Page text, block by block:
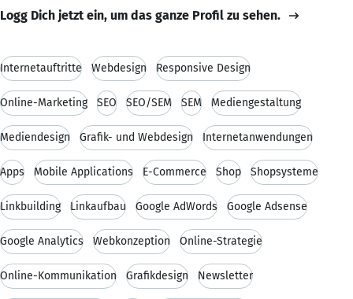
Logg Dich jetzt ein, um das ganze Profil zu sehen.
Internetauftritte Webdesign Responsive Design
Online-Marketing SEO SEO/SEM SEM Mediengestaltung
Mediendesign Grafik- und Webdesign Internetanwendungen
Apps Mobile Applications E-Commerce Shop Shopsysteme
Linkbuilding Linkaufbau Google AdWords Google Adsense
Google Analytics Webkonzeption Online-Strategie
Online-Kommunikation Grafikdesign Newsletter